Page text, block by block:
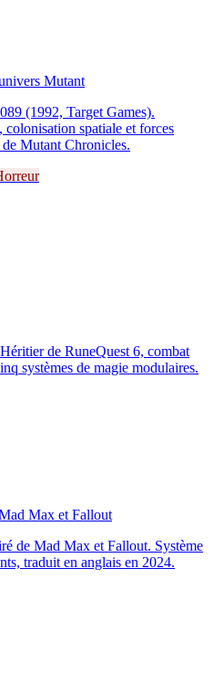
Mutant
(1992, Target Games).
spatiale et forces
Mutant Chronicles.
de RuneQuest 6, combat
systèmes de magie modulaires.
Max et Fallout
de Mad Max et Fallout. Système
traduit en anglais en 2024.